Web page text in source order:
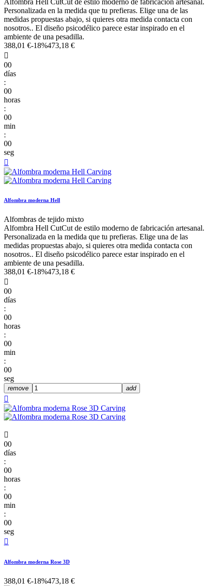
Personalizada en la medida que tu prefieras. Elige una de las
medidas propuestas abajo, si quieres otra medida contacta con
nosotros.. El diseño psicodélico parece estar inspirado en el
ambiente de una pesadilla.
388,01 €-18%473,18 €

00
días
:
00
horas
:
00
min
:
00
seg

Alfombra moderna Hell
Alfombras de tejido mixto
Alfombra Hell CutCut de estilo moderno de fabricación artesanal.
Personalizada en la medida que tu prefieras. Elige una de las
medidas propuestas abajo, si quieres otra medida contacta con
nosotros.. El diseño psicodélico parece estar inspirado en el
ambiente de una pesadilla.
388,01 €-18%473,18 €

00
días
:
00
horas
:
00
min
:
00
seg
remove add


00
días
:
00
horas
:
00
min
:
00
seg

Alfombra moderna Rose 3D
388,01 €-18%473,18 €